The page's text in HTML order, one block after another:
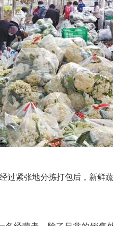
过紧张地分拣打包后，新鲜